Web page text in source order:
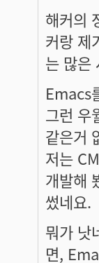
해커의
커랑 제
는 많은
Emacs
그런 우
같은거
저는
개발해
썼네요.
뭐가 낫
면,